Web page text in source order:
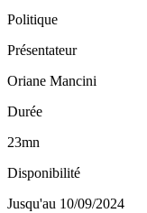
Politique
Présentateur
Oriane Mancini
Durée
23mn
Disponibilité
Jusqu'au 10/09/2024